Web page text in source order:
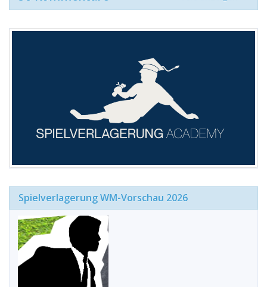
Spielverlagerung WM-Vorschau 2026